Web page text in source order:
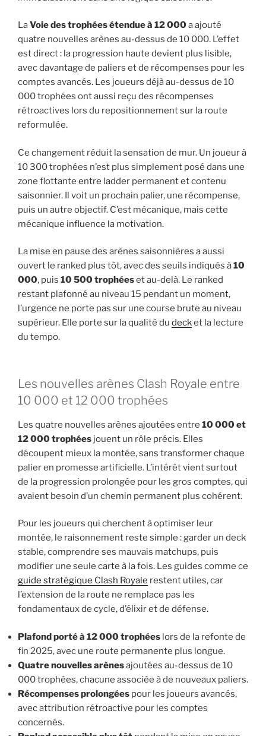
LaVoie des trophées étendue à 12 000a ajouté
quatre nouvelles arènes au-dessus de 10 000. L’effet
est direct : la progression haute devient plus lisible,
avec davantage de paliers et de récompenses pour les
comptes avancés. Les joueurs déjà au-dessus de 10
000 trophées ont aussi reçu des récompenses
rétroactives lors du repositionnement sur la route
reformulée.
Ce changement réduit la sensation de mur. Un joueur à
10 300 trophées n’est plus simplement posé dans une
zone flottante entre ladder permanent et contenu
saisonnier. Il voit un prochain palier, une récompense,
puis un autre objectif. C’est mécanique, mais cette
mécanique influence la motivation.
La mise en pause des arènes saisonnières a aussi
ouvert le ranked plus tôt, avec des seuils indiqués à10
000, puis 10 500 trophéeset au-delà. Le ranked
restant plafonné au niveau 15 pendant un moment,
l’urgence ne porte pas sur une course brute au niveau
supérieur. Elle porte sur la qualité du decket la lecture
du tempo.
Les nouvelles arènes Clash Royale entre
10 000 et 12 000 trophées
Les quatre nouvelles arènes ajoutées entre 10 000 et
12 000 trophées jouent un rôle précis. Elles
découpent mieux la montée, sans transformer chaque
palier en promesse artificielle. L’intérêt vient surtout
de la progression prolongée pour les gros comptes, qui
avaient besoin d’un chemin permanent plus cohérent.
Pour les joueurs qui cherchent à optimiser leur
montée, le raisonnement reste simple : garder un deck
stable, comprendre ses mauvais matchups, puis
modifier une seule carte à la fois. Les guides comme ce
guide stratégique Clash Royale restent utiles, car
l’extension de la route ne remplace pas les
fondamentaux de cycle, d’élixir et de défense.
Plafond porté à 12 000 trophées lors de la refonte de
fin 2025, avec une route permanente plus longue.
Quatre nouvelles arènesajoutées au-dessus de 10
000 trophées, chacune associée à de nouveaux paliers.
Récompenses prolongées pour les joueurs avancés,
avec attribution rétroactive pour les comptes
concernés.